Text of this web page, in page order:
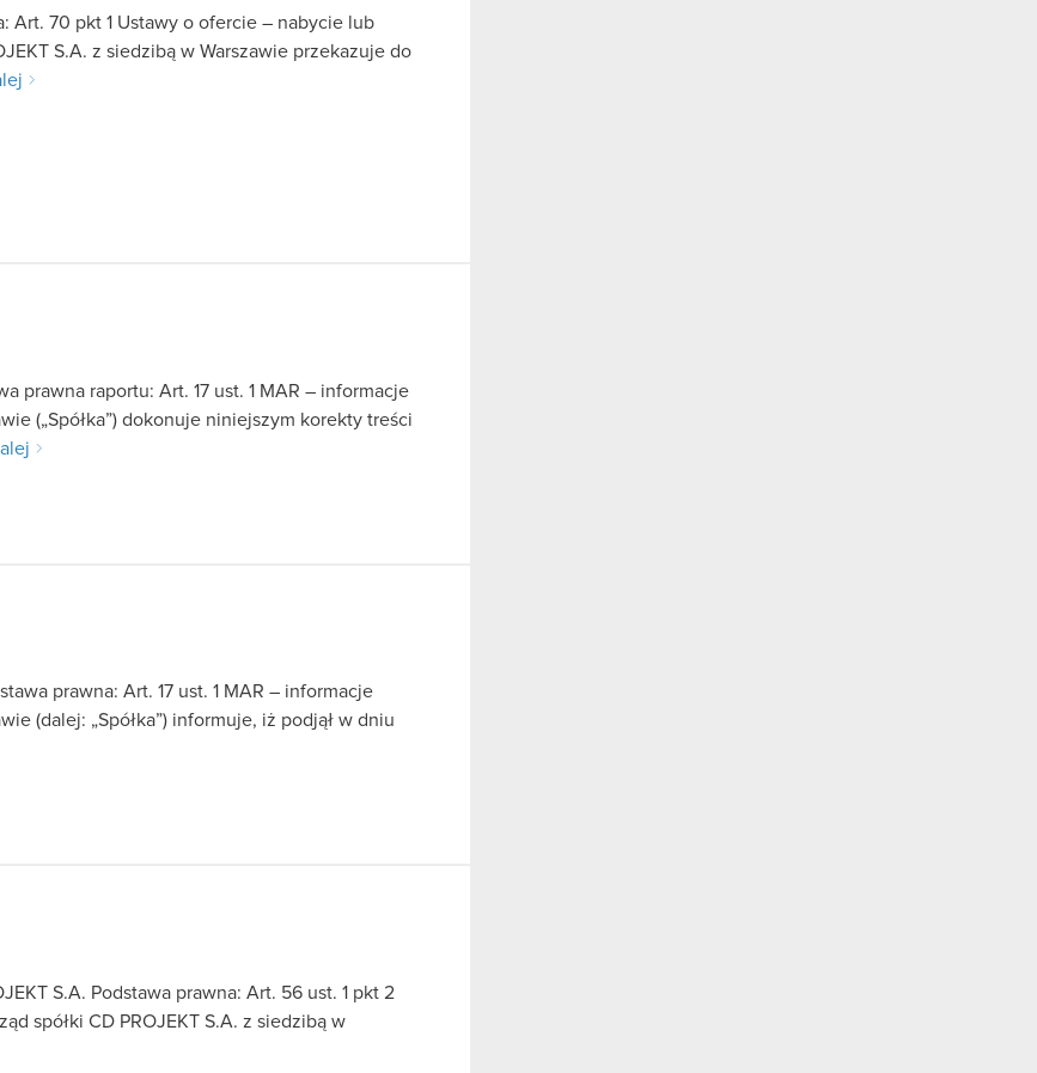
Art. 70 pkt 1 Ustawy o ofercie – nabycie lub
S.A. z siedzibą w Warszawie przekazuje do
prawna raportu: Art. 17 ust. 1 MAR – informacje
(„Spółka”) dokonuje niniejszym korekty treści
prawna: Art. 17 ust. 1 MAR – informacje
(dalej: „Spółka”) informuje, iż podjął w dniu
S.A. Podstawa prawna: Art. 56 ust. 1 pkt 2
spółki CD PROJEKT S.A. z siedzibą w